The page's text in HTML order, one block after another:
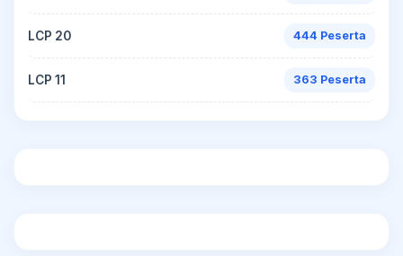
LCP 20 444 Peserta
LCP 11 363 Peserta